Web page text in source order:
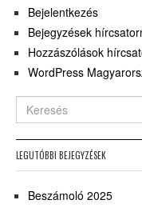
Bejelentkezés
Bejegyzések
Hozzászólások
WordPress
LEGUTÓBBI BEJEGYZÉSEK
Beszámoló 2025